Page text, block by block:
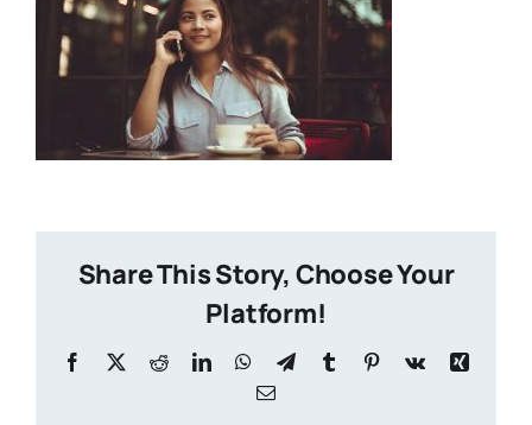
Share This Story, Choose Your
Platform!
Facebook
X RedditLinkedInWhatsApp
TelegramTumblr Pinterest
Vk
Xing
Email